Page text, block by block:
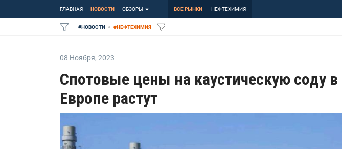
ГЛАВНАЯ НОВОСТИ ОБЗОРЫ ВСЕ РЫНКИ НЕФТЕХИМИЯ
#НОВОСТИ #НЕФТЕХИМИЯ
08 Ноября, 2023
Спотовые цены на каустическую соду в
Европе растут